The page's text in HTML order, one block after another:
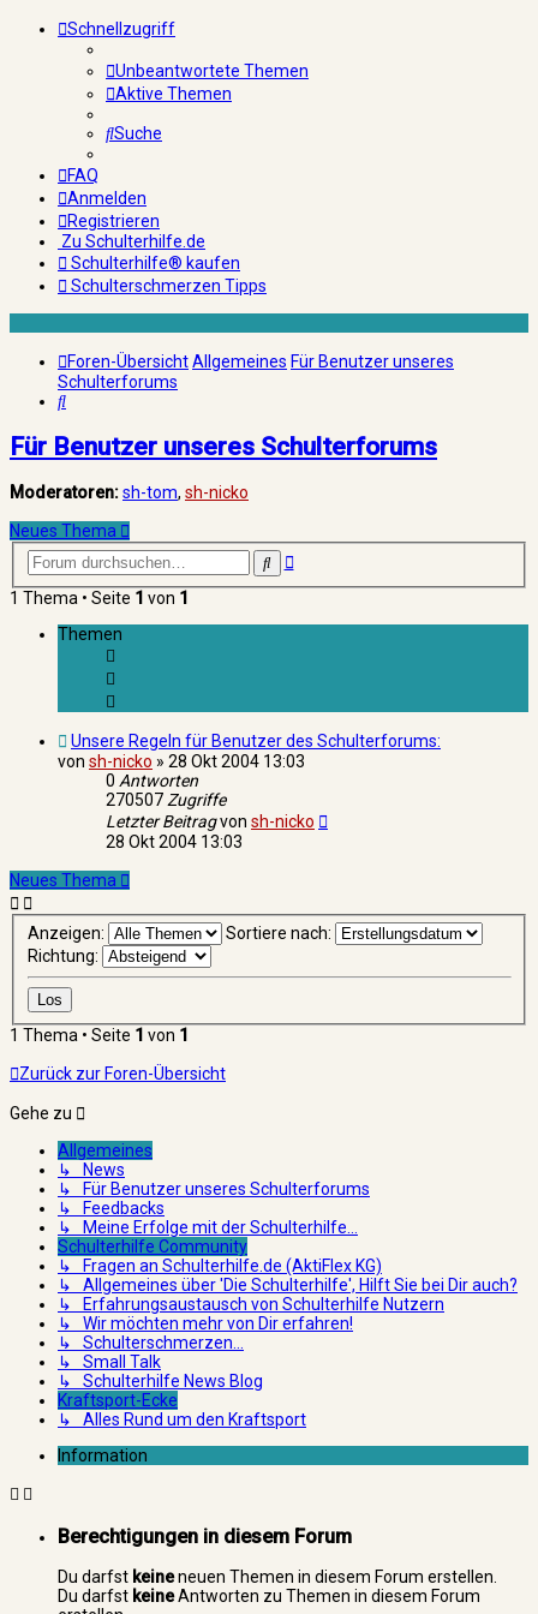
Schnellzugriff
Unbeantwortete Themen
Aktive Themen
Suche
FAQ
Anmelden
Registrieren
Zu Schulterhilfe.de
Schulterhilfe® kaufen
Schulterschmerzen Tipps
Foren-ÜbersichtAllgemeines Für Benutzer unseres
Schulterforums
Suche
Für Benutzer unseres Schulterforums
Moderatoren:sh-tom, sh-nicko
Neues Thema
SucheErweiterte
1 Thema • Seite 1 von 1
Themen
Unsere Regeln für Benutzer des Schulterforums:
von sh-nicko » 28 Okt 2004 13:03
0 Antworten
270507Zugriffe
Letzter Beitragvon sh-nicko
28 Okt 2004 13:03
Neues Thema
Anzeigen:
Sortiere nach:
Richtung:
1 Thema • Seite 1 von 1
Zurück zur Foren-Übersicht
Gehe zu
Allgemeines
↳ News
↳ Für Benutzer unseres Schulterforums
↳ Feedbacks
↳ Meine Erfolge mit der Schulterhilfe...
Schulterhilfe Community
↳ Fragen an Schulterhilfe.de (AktiFlex KG)
↳ Allgemeines über 'Die Schulterhilfe', Hilft Sie bei Dir auch?
↳ Erfahrungsaustausch von Schulterhilfe Nutzern
↳ Wir möchten mehr von Dir erfahren!
↳ Schulterschmerzen...
↳ Small Talk
↳ Schulterhilfe News Blog
Kraftsport-Ecke
↳ Alles Rund um den Kraftsport
Information
Berechtigungen in diesem Forum
Du darfst keineneuen Themen in diesem Forum erstellen.
Du darfst keineAntworten zu Themen in diesem Forum